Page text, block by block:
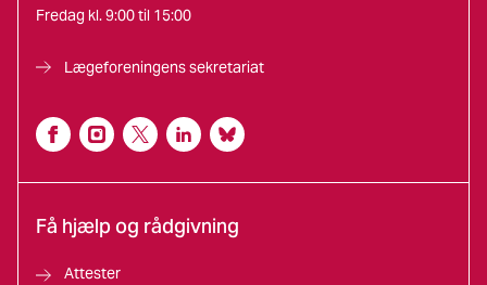
Fredag kl. 9:00 til 15:00
Lægeforeningens sekretariat
Få hjælp og rådgivning
Attester